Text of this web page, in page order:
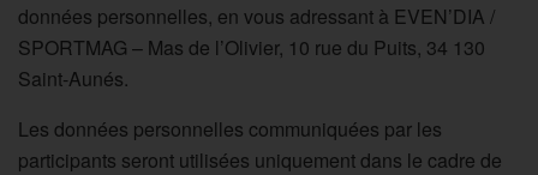
données personnelles, en vous adressant à EVEN’DIA /
SPORTMAG – Mas de l’Olivier, 10 rue du Puits, 34 130
Saint-Aunés.
Les données personnelles communiquées par les
participants seront utilisées uniquement dans le cadre de